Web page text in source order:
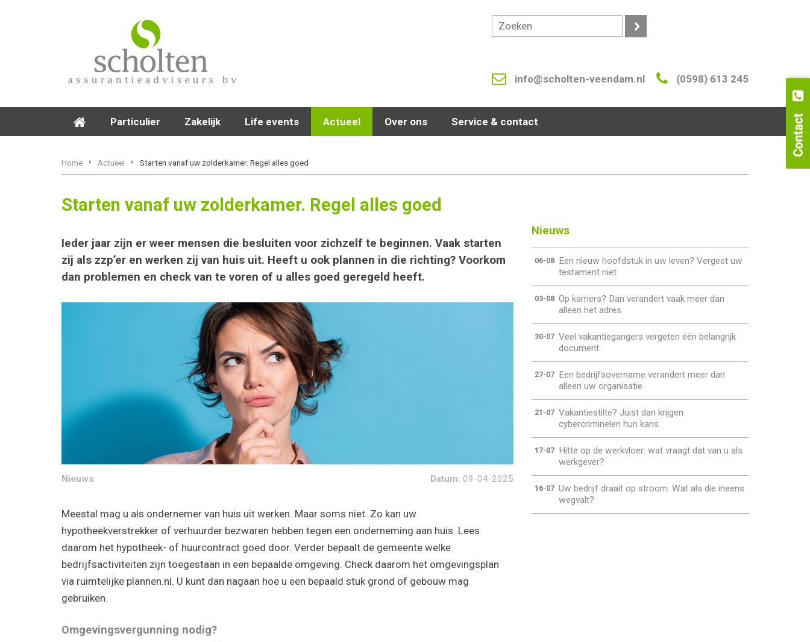
info@scholten-veendam.nl (0598) 613 245
Particulier Zakelijk Life events Actueel Over ons Service & contact
Home Actueel Starten vanaf uw zolderkamer. Regel alles goed
Starten vanaf uw zolderkamer. Regel alles goed
Ieder jaar zijn er weer mensen die besluiten voor zichzelf te beginnen. Vaak starten
zij als zzp’er en werken zij van huis uit. Heeft u ook plannen in die richting? Voorkom
dan problemen en check van te voren of u alles goed geregeld heeft.
Nieuws Datum: 09-04-2025
Meestal mag u als ondernemer van huis uit werken. Maar soms niet. Zo kan uw
hypotheekverstrekker of verhuurder bezwaren hebben tegen een onderneming aan huis. Lees
daarom het hypotheek- of huurcontract goed door. Verder bepaalt de gemeente welke
bedrijfsactiviteiten zijn toegestaan in een bepaalde omgeving. Check daarom het omgevingsplan
via ruimtelijke plannen.nl. U kunt dan nagaan hoe u een bepaald stuk grond of gebouw mag
gebruiken.
Omgevingsvergunning nodig?
Nieuws
06-08 Een nieuw hoofdstuk in uw leven? Vergeet uw
testament niet
03-08 Op kamers? Dan verandert vaak meer dan
alleen het adres
30-07 Veel vakantiegangers vergeten één belangrijk
document
27-07 Een bedrijfsovername verandert meer dan
alleen uw organisatie
21-07 Vakantiestilte? Juist dan krijgen
cybercriminelen hun kans
17-07 Hitte op de werkvloer: wat vraagt dat van u als
werkgever?
16-07 Uw bedrijf draait op stroom. Wat als die ineens
wegvalt?